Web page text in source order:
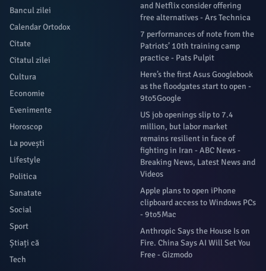
Bancul zilei
Calendar Ortodox
Citate
Citatul zilei
Cultura
Economie
Evenimente
Horoscop
La povești
Lifestyle
Politica
Sanatate
Social
Sport
Știați că
Tech
and Netflix consider offering
free alternatives - Ars Technica
7 performances of note from the
Patriots’ 10th training camp
practice - Pats Pulpit
Here’s the first Asus Googlebook
as the floodgates start to open -
9to5Google
US job openings slip to 7.4
million, but labor market
remains resilient in face of
fighting in Iran - ABC News -
Breaking News, Latest News and
Videos
Apple plans to open iPhone
clipboard access to Windows PCs
- 9to5Mac
Anthropic Says the House Is on
Fire. China Says AI Will Set You
Free - Gizmodo